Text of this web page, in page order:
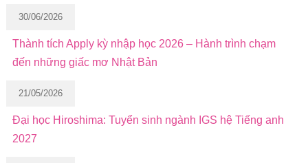
30/06/2026
Thành tích Apply kỳ nhập học 2026 – Hành trình chạm
đến những giấc mơ Nhật Bản
21/05/2026
Đại học Hiroshima: Tuyển sinh ngành IGS hệ Tiếng anh
2027